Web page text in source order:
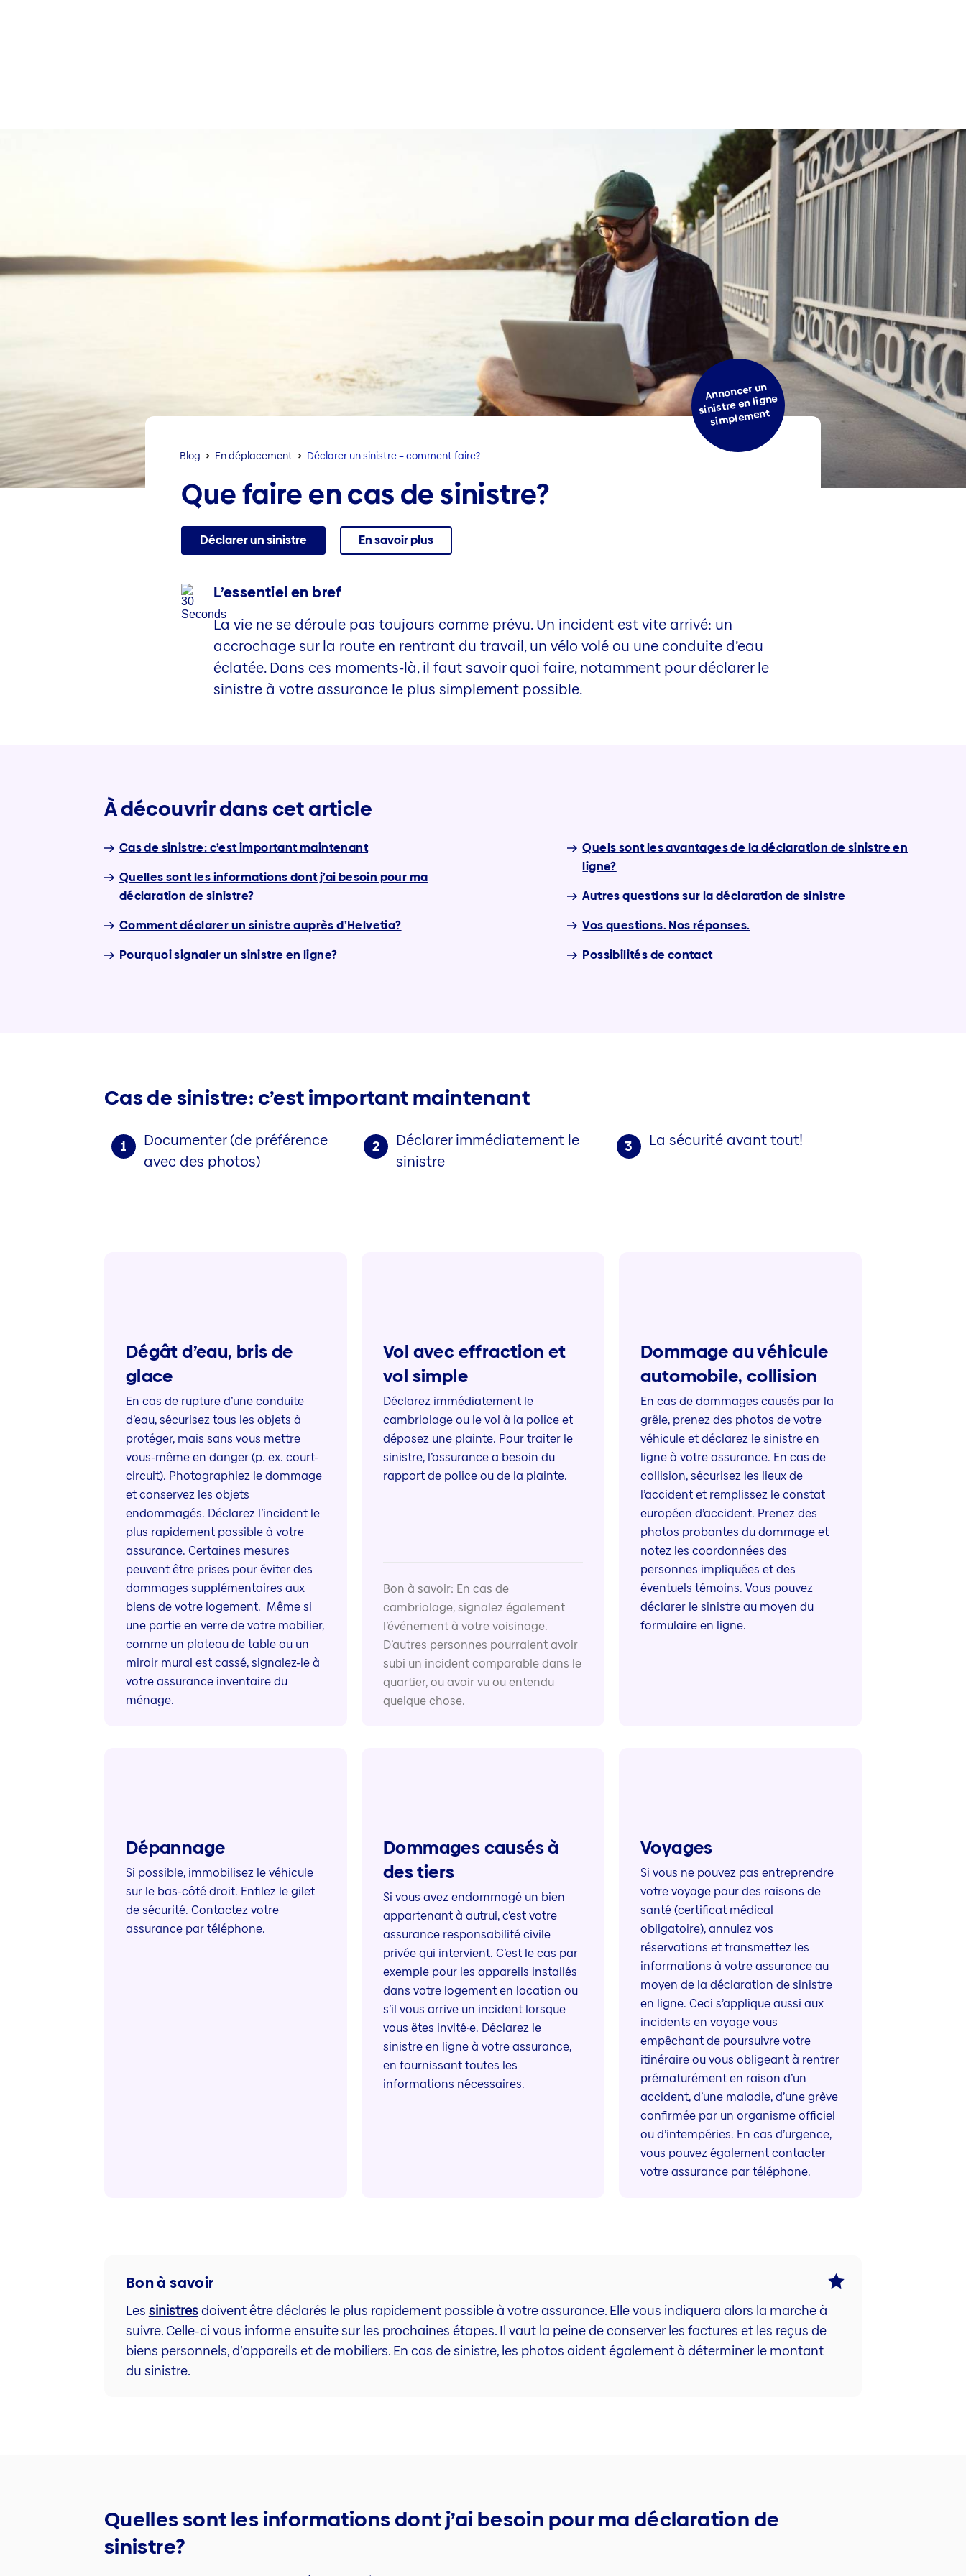
Annoncer un
sinistre en ligne
simplement
Blog En déplacement Déclarer un sinistre – comment faire?
Que faire en cas de sinistre?
Déclarer un sinistre En savoir plus
L’essentiel en bref
La vie ne se déroule pas toujours comme prévu. Un incident est vite arrivé: un
accrochage sur la route en rentrant du travail, un vélo volé ou une conduite d’eau
éclatée. Dans ces moments-là, il faut savoir quoi faire, notamment pour déclarer le
sinistre à votre assurance le plus simplement possible.
À découvrir dans cet article
Cas de sinistre: c’est important maintenant
Quelles sont les informations dont j’ai besoin pour ma
déclaration de sinistre?
Comment déclarer un sinistre auprès d’Helvetia?
Pourquoi signaler un sinistre en ligne?
Quels sont les avantages de la déclaration de sinistre en
ligne?
Autres questions sur la déclaration de sinistre
Vos questions. Nos réponses.
Possibilités de contact
Cas de sinistre: c’est important maintenant
Documenter (de préférence
avec des photos)
1
Déclarer immédiatement le
sinistre
2 La sécurité avant tout!
3
Dégât d’eau, bris de
glace
En cas de rupture d’une conduite
d’eau, sécurisez tous les objets à
protéger, mais sans vous mettre
vous-même en danger (p. ex. court-
circuit). Photographiez le dommage
et conservez les objets
endommagés. Déclarez l’incident le
plus rapidement possible à votre
assurance. Certaines mesures
peuvent être prises pour éviter des
dommages supplémentaires aux
biens de votre logement. Même si
une partie en verre de votre mobilier,
comme un plateau de table ou un
miroir mural est cassé, signalez-le à
votre assurance inventaire du
ménage.
Vol avec effraction et
vol simple
Déclarez immédiatement le
cambriolage ou le vol à la police et
déposez une plainte. Pour traiter le
sinistre, l’assurance a besoin du
rapport de police ou de la plainte.
Bon à savoir: En cas de
cambriolage, signalez également
l’événement à votre voisinage.
D’autres personnes pourraient avoir
subi un incident comparable dans le
quartier, ou avoir vu ou entendu
quelque chose.
Dommage au véhicule
automobile, collision
En cas de dommages causés par la
grêle, prenez des photos de votre
véhicule et déclarez le sinistre en
ligne à votre assurance. En cas de
collision, sécurisez les lieux de
l’accident et remplissez le constat
européen d’accident. Prenez des
photos probantes du dommage et
notez les coordonnées des
personnes impliquées et des
éventuels témoins. Vous pouvez
déclarer le sinistre au moyen du
formulaire en ligne.
Dépannage
Si possible, immobilisez le véhicule
sur le bas-côté droit. Enfilez le gilet
de sécurité. Contactez votre
assurance par téléphone.
Dommages causés à
des tiers
Si vous avez endommagé un bien
appartenant à autrui, c’est votre
assurance responsabilité civile
privée qui intervient. C’est le cas par
exemple pour les appareils installés
dans votre logement en location ou
s’il vous arrive un incident lorsque
vous êtes invité·e. Déclarez le
sinistre en ligne à votre assurance,
en fournissant toutes les
informations nécessaires.
Voyages
Si vous ne pouvez pas entreprendre
votre voyage pour des raisons de
santé (certificat médical
obligatoire), annulez vos
réservations et transmettez les
informations à votre assurance au
moyen de la déclaration de sinistre
en ligne. Ceci s’applique aussi aux
incidents en voyage vous
empêchant de poursuivre votre
itinéraire ou vous obligeant à rentrer
prématurément en raison d’un
accident, d’une maladie, d’une grève
confirmée par un organisme officiel
ou d’intempéries. En cas d’urgence,
vous pouvez également contacter
votre assurance par téléphone.
Bon à savoir
Les sinistresdoivent être déclarés le plus rapidement possible à votre assurance. Elle vous indiquera alors la marche à
suivre. Celle-ci vous informe ensuite sur les prochaines étapes. Il vaut la peine de conserver les factures et les reçus de
biens personnels, d’appareils et de mobiliers. En cas de sinistre, les photos aident également à déterminer le montant
du sinistre.
Quelles sont les informations dont j’ai besoin pour ma déclaration de
sinistre?